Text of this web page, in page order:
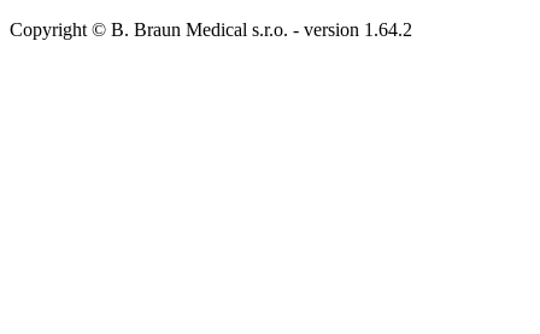
Copyright © B. Braun Medical s.r.o. - version 1.64.2